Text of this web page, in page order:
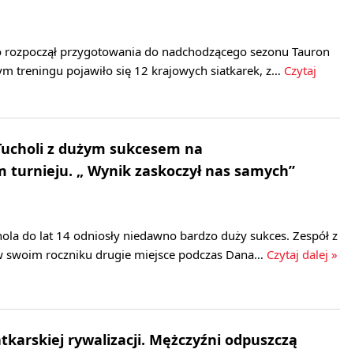
przygotowania do nadchodzącego sezonu Tauron
treningu pojawiło się 12 krajowych siatkarek, z… Czytaj
z dużym sukcesem na
turnieju. „ Wynik zaskoczył nas samych”
do lat 14 odniosły niedawno bardzo duży sukces. Zespół z
swoim roczniku drugie miejsce podczas Dana… Czytaj dalej »
rywalizacji. Mężczyźni odpuszczą